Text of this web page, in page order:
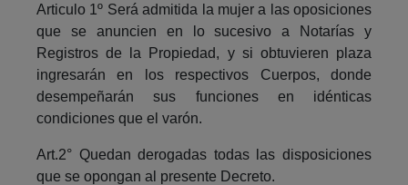
Articulo 1º Será admitida la mujer a las oposiciones
que se anuncien en lo sucesivo a Notarías y
Registros de la Propiedad, y si obtuvieren plaza
ingre­sarán en los respectivos Cuerpos, donde
desempeñarán sus funciones en idénticas
condiciones que el varón.
Art.2° Quedan derogadas todas las disposiciones
que se opongan al presente Decreto.